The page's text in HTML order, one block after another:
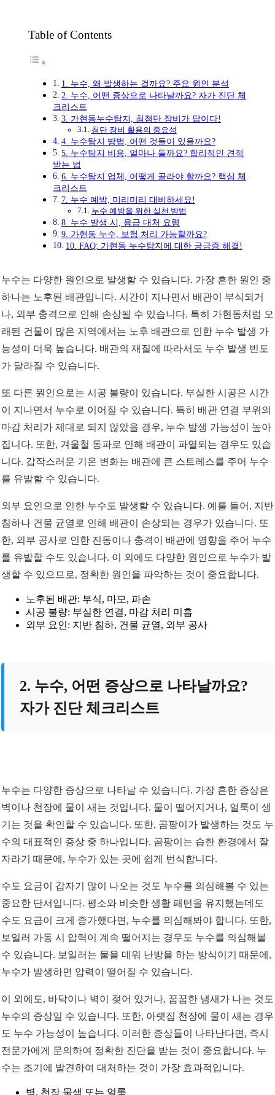
Table of Contents
1. 누수, 왜 발생하는 걸까요? 주요 원인 분석
2. 누수, 어떤 증상으로 나타날까요? 자가 진단 체
크리스트
3. 가현동누수탐지, 최첨단 장비가 답이다!
첨단 장비 활용의 중요성
4. 누수탐지 방법, 어떤 것들이 있을까요?
5. 누수탐지 비용, 얼마나 들까요? 합리적인 견적
받는 법
6. 누수탐지 업체, 어떻게 골라야 할까요? 핵심 체
크리스트
7. 누수 예방, 미리미리 대비하세요!
누수 예방을 위한 실천 방법
8. 누수 발생 시, 응급 대처 요령
9. 가현동 누수, 보험 처리 가능할까요?
10. FAQ: 가현동 누수탐지에 대한 궁금증 해결!
누수는 다양한 원인으로 발생할 수 있습니다. 가장 흔한 원인 중
하나는 노후된 배관입니다. 시간이 지나면서 배관이 부식되거
나, 외부 충격으로 인해 손상될 수 있습니다. 특히 가현동처럼 오
래된 건물이 많은 지역에서는 노후 배관으로 인한 누수 발생 가
능성이 더욱 높습니다. 배관의 재질에 따라서도 누수 발생 빈도
가 달라질 수 있습니다.
또 다른 원인으로는 시공 불량이 있습니다. 부실한 시공은 시간
이 지나면서 누수로 이어질 수 있습니다. 특히 배관 연결 부위의
마감 처리가 제대로 되지 않았을 경우, 누수 발생 가능성이 높아
집니다. 또한, 겨울철 동파로 인해 배관이 파열되는 경우도 있습
니다. 갑작스러운 기온 변화는 배관에 큰 스트레스를 주어 누수
를 유발할 수 있습니다.
외부 요인으로 인한 누수도 발생할 수 있습니다. 예를 들어, 지반
침하나 건물 균열로 인해 배관이 손상되는 경우가 있습니다. 또
한, 외부 공사로 인한 진동이나 충격이 배관에 영향을 주어 누수
를 유발할 수도 있습니다. 이 외에도 다양한 원인으로 누수가 발
생할 수 있으므로, 정확한 원인을 파악하는 것이 중요합니다.
노후된 배관: 부식, 마모, 파손
시공 불량: 부실한 연결, 마감 처리 미흡
외부 요인: 지반 침하, 건물 균열, 외부 공사
2. 누수, 어떤 증상으로 나타날까요?
자가 진단 체크리스트
누수는 다양한 증상으로 나타날 수 있습니다. 가장 흔한 증상은
벽이나 천장에 물이 새는 것입니다. 물이 떨어지거나, 얼룩이 생
기는 것을 확인할 수 있습니다. 또한, 곰팡이가 발생하는 것도 누
수의 대표적인 증상 중 하나입니다. 곰팡이는 습한 환경에서 잘
자라기 때문에, 누수가 있는 곳에 쉽게 번식합니다.
수도 요금이 갑자기 많이 나오는 것도 누수를 의심해볼 수 있는
중요한 단서입니다. 평소와 비슷한 생활 패턴을 유지했는데도
수도 요금이 크게 증가했다면, 누수를 의심해봐야 합니다. 또한,
보일러 가동 시 압력이 계속 떨어지는 경우도 누수를 의심해볼
수 있습니다. 보일러는 물을 데워 난방을 하는 방식이기 때문에,
누수가 발생하면 압력이 떨어질 수 있습니다.
이 외에도, 바닥이나 벽이 젖어 있거나, 꿉꿉한 냄새가 나는 것도
누수의 증상일 수 있습니다. 또한, 아랫집 천장에 물이 새는 경우
도 누수 가능성이 높습니다. 이러한 증상들이 나타난다면, 즉시
전문가에게 문의하여 정확한 진단을 받는 것이 중요합니다. 누
수는 조기에 발견하여 대처하는 것이 가장 효과적입니다.
벽, 천장 물샘 또는 얼룩